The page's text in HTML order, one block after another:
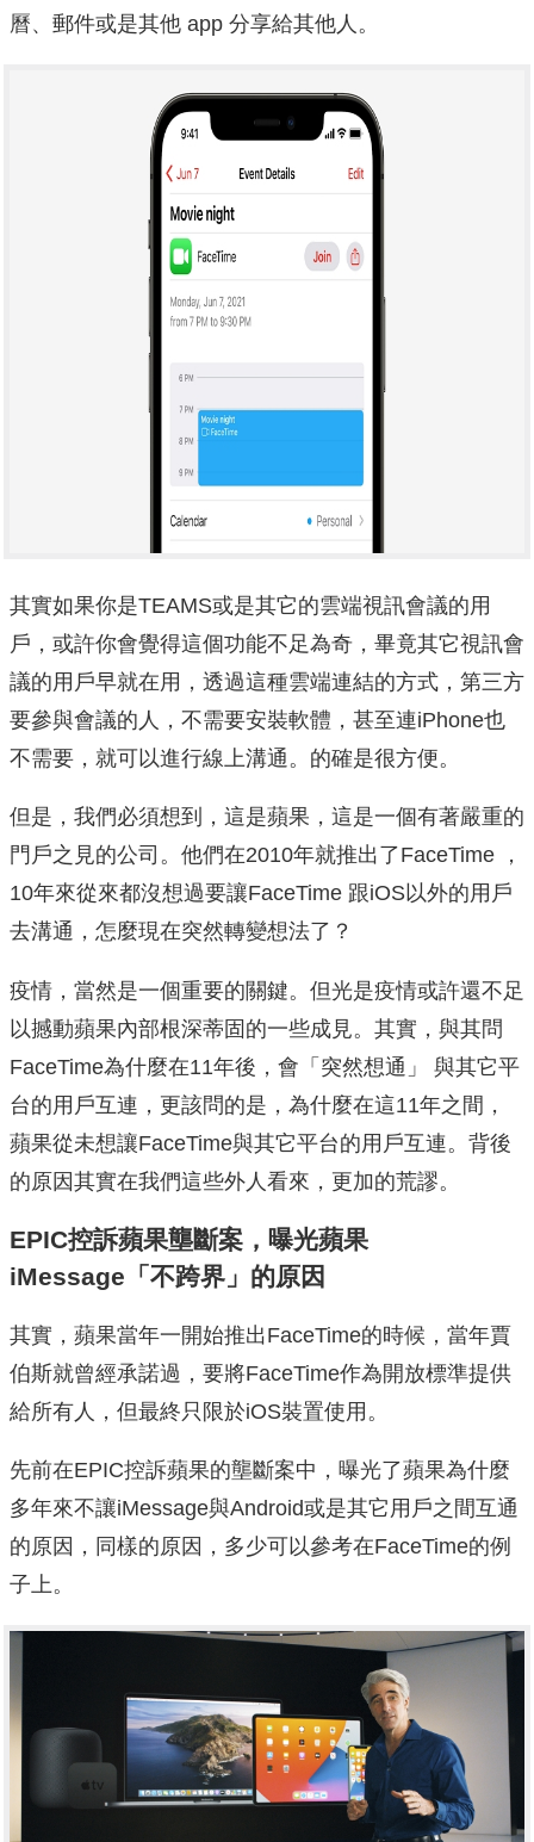
曆、郵件或是其他 app 分享給其他人。
其實如果你是TEAMS或是其它的雲端視訊會議的用
戶，或許你會覺得這個功能不足為奇，畢竟其它視訊會
議的用戶早就在用，透過這種雲端連結的方式，第三方
要參與會議的人，不需要安裝軟體，甚至連iPhone也
不需要，就可以進行線上溝通。的確是很方便。
但是，我們必須想到，這是蘋果，這是一個有著嚴重的
門戶之見的公司。他們在2010年就推出了FaceTime ，
10年來從來都沒想過要讓FaceTime 跟iOS以外的用戶
去溝通，怎麼現在突然轉變想法了？
疫情，當然是一個重要的關鍵。但光是疫情或許還不足
以撼動蘋果內部根深蒂固的一些成見。其實，與其問
FaceTime為什麼在11年後，會「突然想通」 與其它平
台的用戶互連，更該問的是，為什麼在這11年之間，
蘋果從未想讓FaceTime與其它平台的用戶互連。背後
的原因其實在我們這些外人看來，更加的荒謬。
EPIC控訴蘋果壟斷案，曝光蘋果
iMessage「不跨界」的原因
其實，蘋果當年一開始推出FaceTime的時候，當年賈
伯斯就曾經承諾過，要將FaceTime作為開放標準提供
給所有人，但最終只限於iOS裝置使用。
先前在EPIC控訴蘋果的壟斷案中，曝光了蘋果為什麼
多年來不讓iMessage與Android或是其它用戶之間互通
的原因，同樣的原因，多少可以參考在FaceTime的例
子上。